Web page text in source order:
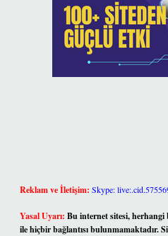
Reklam ve İletişim: Skype:
Yasal Uyarı: Bu internet sitesi,
ile hiçbir bağlantısı bulunmamaktadır.